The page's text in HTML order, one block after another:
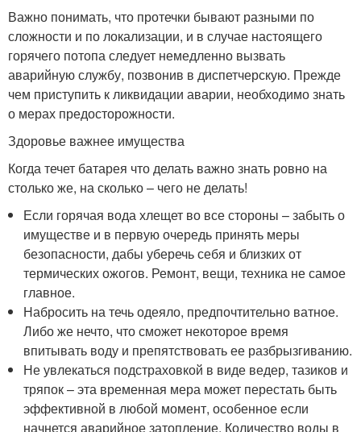
Важно понимать, что протечки бывают разными по
сложности и по локализации, и в случае настоящего
горячего потопа следует немедленно вызвать
аварийную службу, позвонив в диспетчерскую. Прежде
чем приступить к ликвидации аварии, необходимо знать
о мерах предосторожности.
Здоровье важнее имущества
Когда течет батарея что делать важно знать ровно на
столько же, на сколько – чего не делать!
Если горячая вода хлещет во все стороны – забыть о
имуществе и в первую очередь принять меры
безопасности, дабы уберечь себя и близких от
термических ожогов. Ремонт, вещи, техника не самое
главное.
Набросить на течь одеяло, предпочтительно ватное.
Либо же нечто, что сможет некоторое время
впитывать воду и препятствовать ее разбрызгиванию.
Не увлекаться подстраховкой в виде ведер, тазиков и
тряпок – эта временная мера может перестать быть
эффективной в любой момент, особенное если
начнется аварийное затопление. Количество воды в